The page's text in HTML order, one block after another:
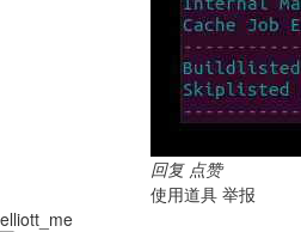
回复 点赞
使用道具 举报
elliott_me